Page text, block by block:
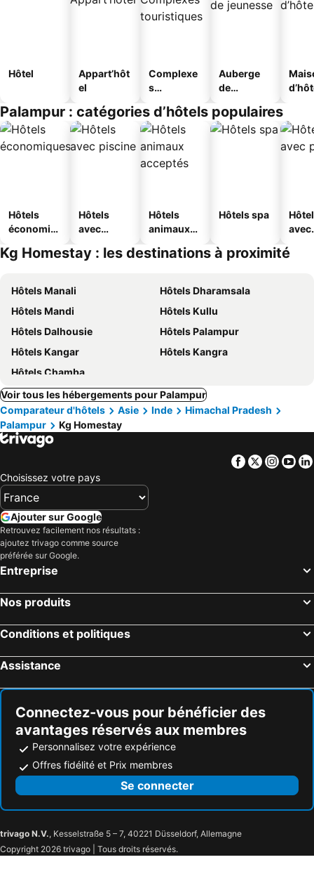
Hôtel
Appart’hôt
el
Complexe
s
s
Auberge
de
Palampur : catégories d’hôtels populaires
Hôtels
économiq
Hôtels
avec
Hôtels
animaux
Hôtels spa
avec
Kg Homestay : les destinations à proximité
Hôtels Manali
Hôtels Dharamsala
Hôtels Mandi
Hôtels Kullu
Hôtels Dalhousie
Hôtels Palampur
Hôtels Kangar
Hôtels Kangra
Hôtels Chamba
Voir tous les hébergements pour Palampur
Comparateur d'hôtels
Asie Inde
Himachal Pradesh
Palampur
Kg Homestay
Facebook
Twitter
Choisissez votre pays
Ajouter sur Google
Retrouvez facilement nos résultats :
ajoutez trivago comme source
préférée sur Google.
Entreprise
Nos produits
Conditions et politiques
Assistance
Connectez-vous pour bénéficier des
avantages réservés aux membres
Personnalisez votre expérience
Offres fidélité et Prix membres
Se connecter
trivago N.V., Kesselstraße 5 – 7, 40221 Düsseldorf, Allemagne
Copyright 2026 trivago | Tous droits réservés.